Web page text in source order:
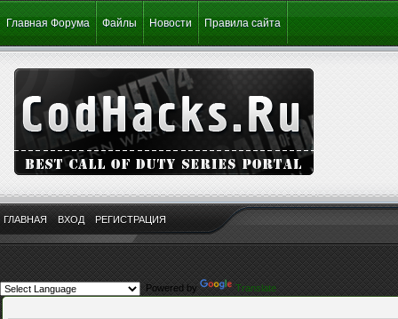
Главная Форума Файлы Новости Правила сайта
ГЛАВНАЯ ВХОД РЕГИСТРАЦИЯ
Powered by Translate